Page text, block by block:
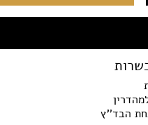
הבד''ץ